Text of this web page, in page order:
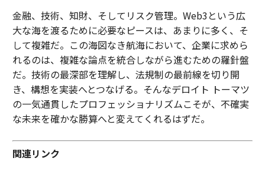
金融、技術、知財、そしてリスク管理。Web3という広
大な海を渡るために必要なピースは、あまりに多く、そ
して複雑だ。この海図なき航海において、企業に求めら
れるのは、複雑な論点を統合しながら進むための羅針盤
だ。技術の最深部を理解し、法規制の最前線を切り開
き、構想を実装へとつなげる。そんなデロイト トーマツ
の一気通貫したプロフェッショナリズムこそが、不確実
な未来を確かな勝算へと変えてくれるはずだ。
関連リンク